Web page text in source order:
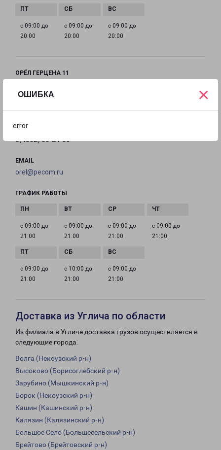
ОШИБКА
error
×
с 09:00 до
20:00
с 09:00 до
20:00
с 09:00 до
20:00
ОРЁЛ ГЕРЦЕНА 11
ТЕЛЕФОН
8(4862) 30-24-00
EMAIL
orel@pecom.ru
ГРАФИК РАБОТЫ
с 09:00 до
21:00
с 09:00 до
21:00
с 09:00 до
21:00
с 09:00 до
21:00
с 09:00 до
21:00
с 10:00 до
21:00
с 09:00 до
21:00
Доставка из Углича по области
Из филиала в Угличе доставка грузов осуществляется в
следующие города:
Волга (Некоузский р-н)
Высоково (Борисоглебский р-н)
Зарубино (Мышкинский р-н)
Борок (Некоузский р-н)
Кашин (Кашинский р-н)
Калязин (Калязинский р-н)
Большое Село (Большесельский р-н)
Брейтово (Брейтовский р-н)